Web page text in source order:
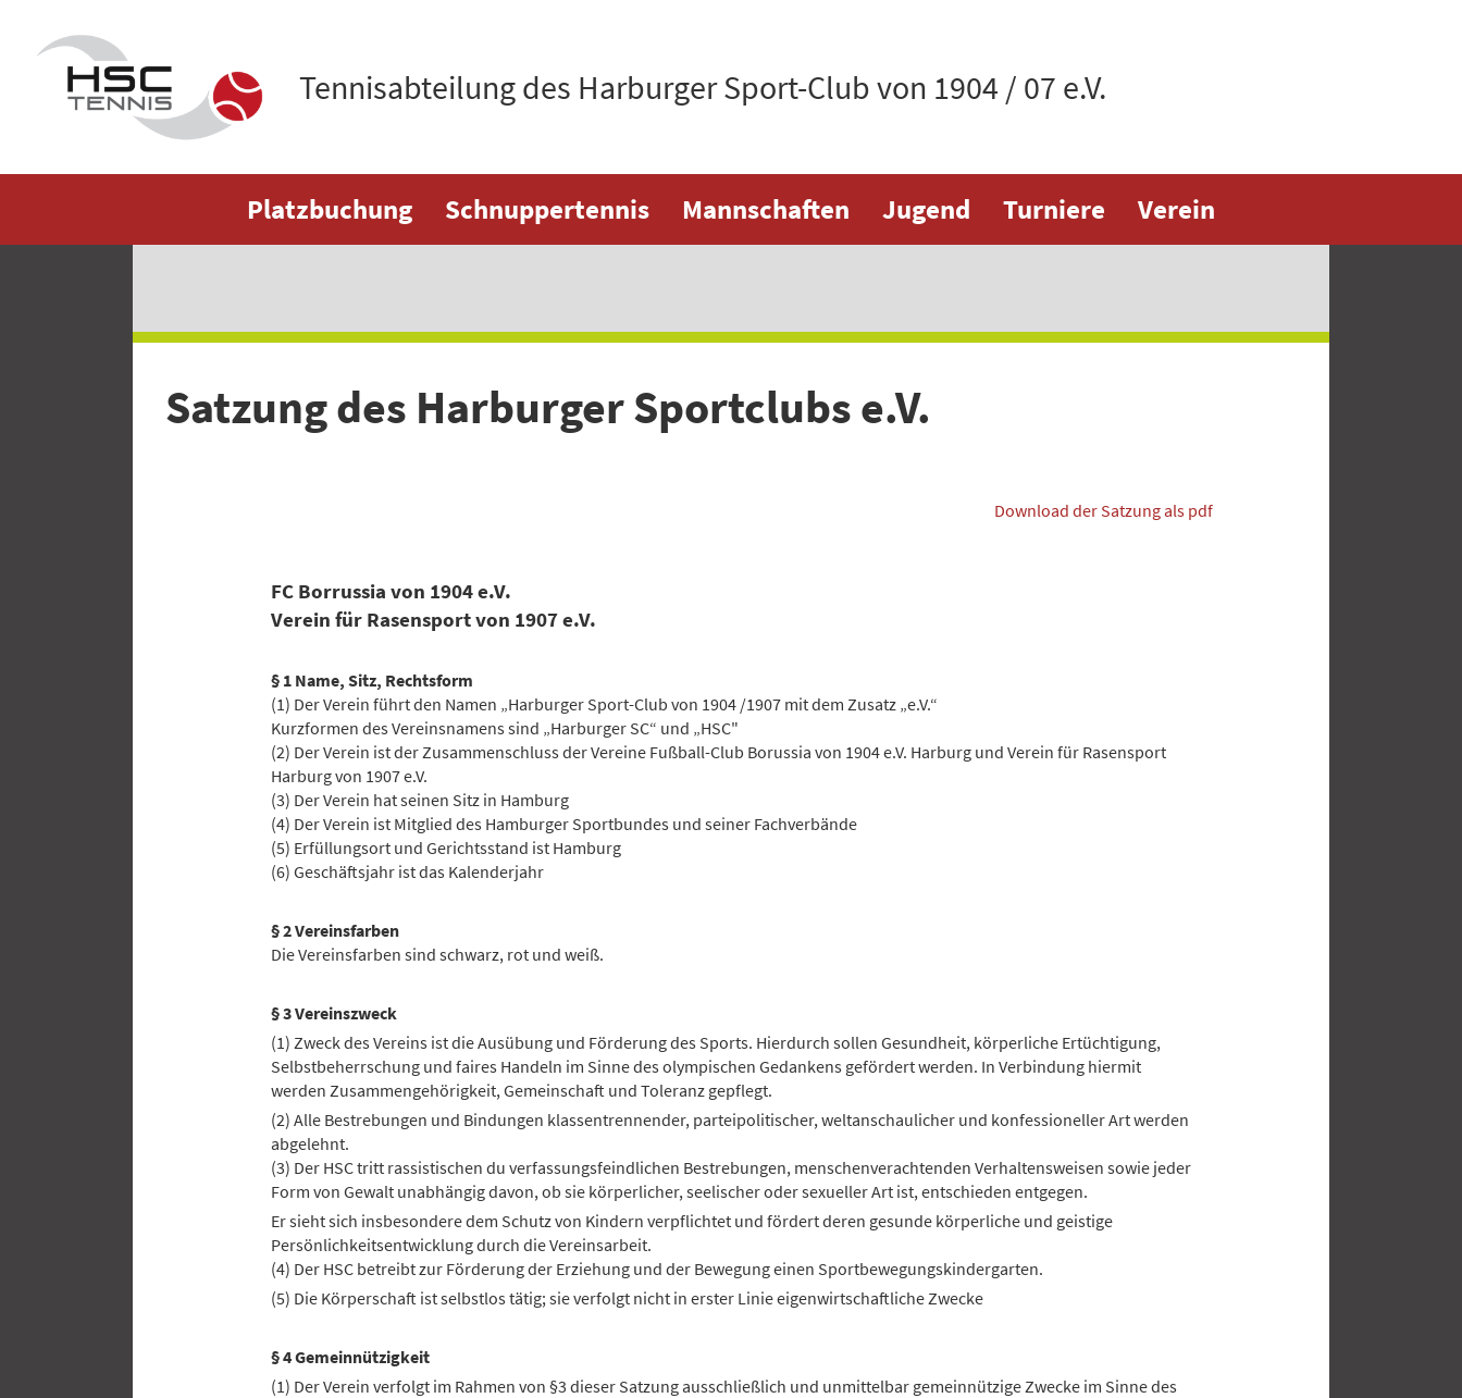
Tennisabteilung des Harburger Sport-Club von 1904 / 07 e.V.
Platzbuchung Schnuppertennis Mannschaften Jugend Turniere Verein
Satzung des Harburger Sportclubs e.V.
Download der Satzung als pdf
FC Borrussia von 1904 e.V.
Verein für Rasensport von 1907 e.V.
§ 1 Name, Sitz, Rechtsform
(1) Der Verein führt den Namen „Harburger Sport-Club von 1904 /1907 mit dem Zusatz „e.V.“
Kurzformen des Vereinsnamens sind „Harburger SC“ und „HSC"
(2) Der Verein ist der Zusammenschluss der Vereine Fußball-Club Borussia von 1904 e.V. Harburg und Verein für Rasensport
Harburg von 1907 e.V.
(3) Der Verein hat seinen Sitz in Hamburg
(4) Der Verein ist Mitglied des Hamburger Sportbundes und seiner Fachverbände
(5) Erfüllungsort und Gerichtsstand ist Hamburg
(6) Geschäftsjahr ist das Kalenderjahr
§ 2 Vereinsfarben
Die Vereinsfarben sind schwarz, rot und weiß.
§ 3 Vereinszweck
(1) Zweck des Vereins ist die Ausübung und Förderung des Sports. Hierdurch sollen Gesundheit, körperliche Ertüchtigung,
Selbstbeherrschung und faires Handeln im Sinne des olympischen Gedankens gefördert werden. In Verbindung hiermit
werden Zusammengehörigkeit, Gemeinschaft und Toleranz gepflegt.
(2) Alle Bestrebungen und Bindungen klassentrennender, parteipolitischer, weltanschaulicher und konfessioneller Art werden
abgelehnt.
(3) Der HSC tritt rassistischen du verfassungsfeindlichen Bestrebungen, menschenverachtenden Verhaltensweisen sowie jeder
Form von Gewalt unabhängig davon, ob sie körperlicher, seelischer oder sexueller Art ist, entschieden entgegen.
Er sieht sich insbesondere dem Schutz von Kindern verpflichtet und fördert deren gesunde körperliche und geistige
Persönlichkeitsentwicklung durch die Vereinsarbeit.
(4) Der HSC betreibt zur Förderung der Erziehung und der Bewegung einen Sportbewegungskindergarten.
(5) Die Körperschaft ist selbstlos tätig; sie verfolgt nicht in erster Linie eigenwirtschaftliche Zwecke
§ 4 Gemeinnützigkeit
(1) Der Verein verfolgt im Rahmen von §3 dieser Satzung ausschließlich und unmittelbar gemeinnützige Zwecke im Sinne des